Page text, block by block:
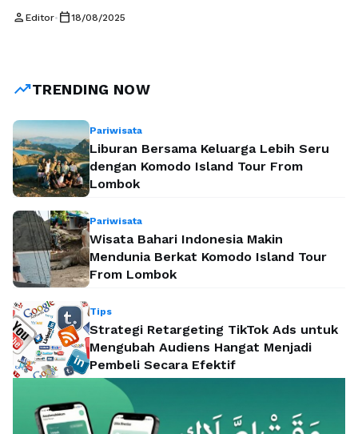
pesat, serta perubahan gaya hidup masyarakat telah
lingkungan hidup sekaligus menjaga kualitas …
person Editor• calendar_today18/08/2025
trending_upTRENDING NOW
Pariwisata
Liburan Bersama Keluarga Lebih Seru
dengan Komodo Island Tour From
Lombok
Pariwisata
Wisata Bahari Indonesia Makin
Mendunia Berkat Komodo Island Tour
From Lombok
Tips
Strategi Retargeting TikTok Ads untuk
Mengubah Audiens Hangat Menjadi
Pembeli Secara Efektif